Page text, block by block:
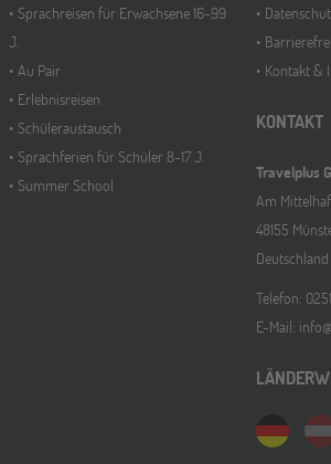
Sprachreisen für Erwachsene 16-99
J.
Au Pair
Erlebnisreisen
Schüleraustausch
Sprachferien für Schüler 8-17 J.
Summer School
Kontakt &
KONTAKT
Travelplus
Am
48155
Deutschland
Telefon:
E-Mail: